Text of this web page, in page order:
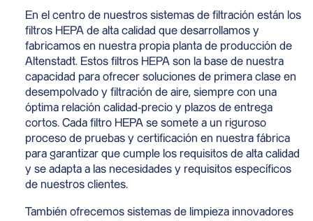
En el centro de nuestros sistemas de filtración están los
filtros HEPA de alta calidad que desarrollamos y
fabricamos en nuestra propia planta de producción de
Altenstadt. Estos filtros HEPA son la base de nuestra
capacidad para ofrecer soluciones de primera clase en
desempolvado y filtración de aire, siempre con una
óptima relación calidad-precio y plazos de entrega
cortos. Cada filtro HEPA se somete a un riguroso
proceso de pruebas y certificación en nuestra fábrica
para garantizar que cumple los requisitos de alta calidad
y se adapta a las necesidades y requisitos específicos
de nuestros clientes.
También ofrecemos sistemas de limpieza innovadores